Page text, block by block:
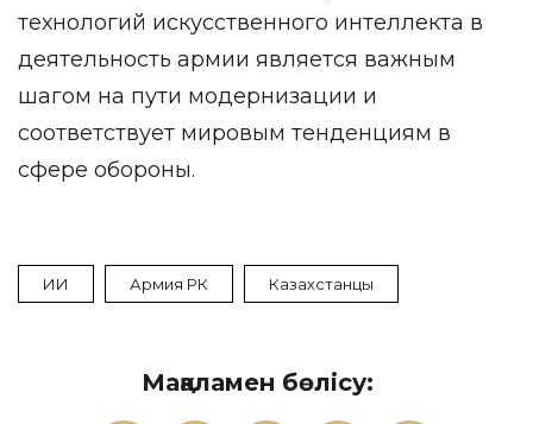
технологий искусственного интеллекта в
деятельность армии является важным
шагом на пути модернизации и
соответствует мировым тенденциям в
сфере обороны.
ИИ Армия РК Казахстанцы
Мақаламен бөлісу: